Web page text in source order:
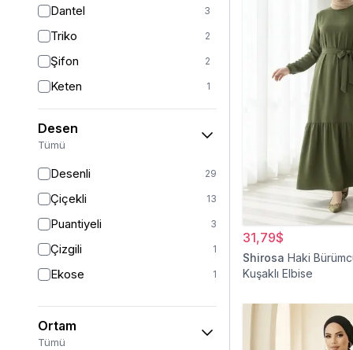
Dantel 3
Triko 2
Şifon 2
Keten 1
Kadife 1
Viskon 1
Desen
Tümü
Desenli 29
Çiçekli 13
Puantiyeli 3
Çizgili 1
Ekose 1
Ortam
Tümü
31,79$
Shirosa Haki
Kuşaklı Elbise